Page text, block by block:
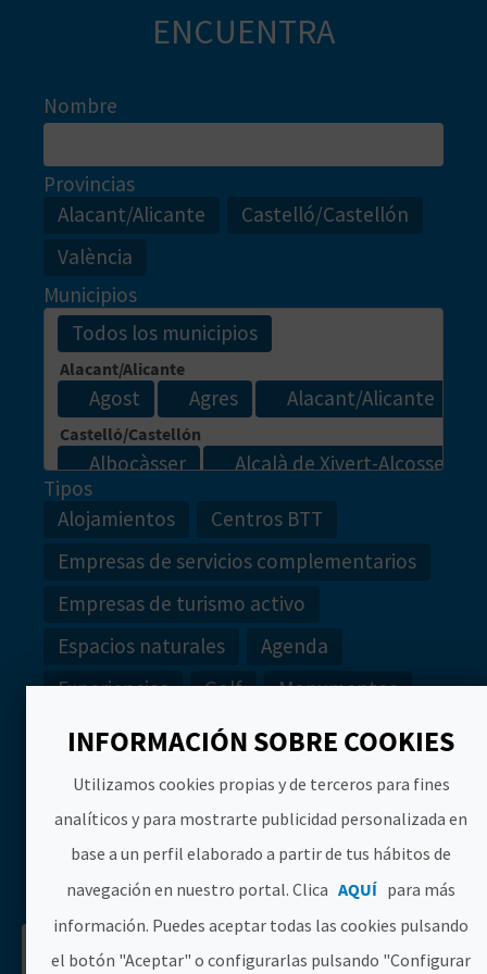
ENCUENTRA
Nombre
Provincias
Alacant/Alicante
Castelló/Castellón
València
Municipios
Tipos
Alojamientos
Centros BTT
Empresas de servicios complementarios
Empresas de turismo activo
Espacios naturales
Agenda
Experiencias
Golf
Monumentos
Museos
Náutica
Oficinas de turismo
Parques de ocio
Playas
Rutas Webcams
Ver resultados
Descargar PDF de
INFORMACIÓN SOBRE COOKIES
Utilizamos cookies propias y de terceros para fines
analíticos y para mostrarte publicidad personalizada en
base a un perfil elaborado a partir de tus hábitos de
navegación en nuestro portal. Clica AQUÍ para más
información. Puedes aceptar todas las cookies pulsando
el botón "Aceptar" o configurarlas pulsando "Configurar